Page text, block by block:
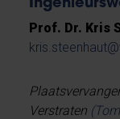
Prof. Dr. Kris
Verstraten